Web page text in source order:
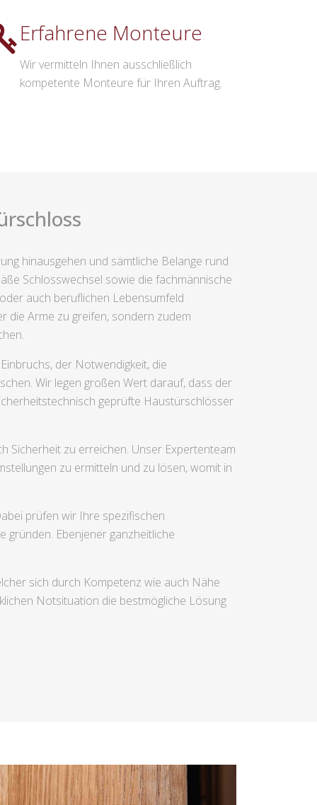
Erfahrene Monteure
Wir vermitteln Ihnen ausschließlich
kompetente Monteure für Ihren Auftrag.
hinausgehen und sämtliche Belange rund
Schlosswechsel sowie die fachmännische
auch beruflichen Lebensumfeld
die Arme zu greifen, sondern zudem
der Notwendigkeit, die
Wir legen großen Wert darauf, dass der
geprüfte Haustürschlösser
Sicherheit zu erreichen. Unser Expertenteam
zu ermitteln und zu lösen, womit in
prüfen wir Ihre spezifischen
Ebenjener ganzheitliche
sich durch Kompetenz wie auch Nähe
Notsituation die bestmögliche Lösung